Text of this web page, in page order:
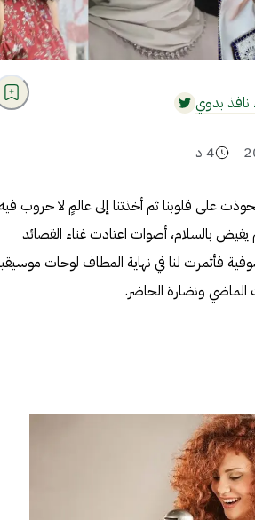
نافذ بدوي
4 د
على قلوبنا ثم أخذتنا إلى عالمٍ لا حروب
بالسلام، أصوات اعتادت غناء القصائد
فأثمرت لنا في نهاية المطاف لوحات
الماضي ونضارة الحاضر.